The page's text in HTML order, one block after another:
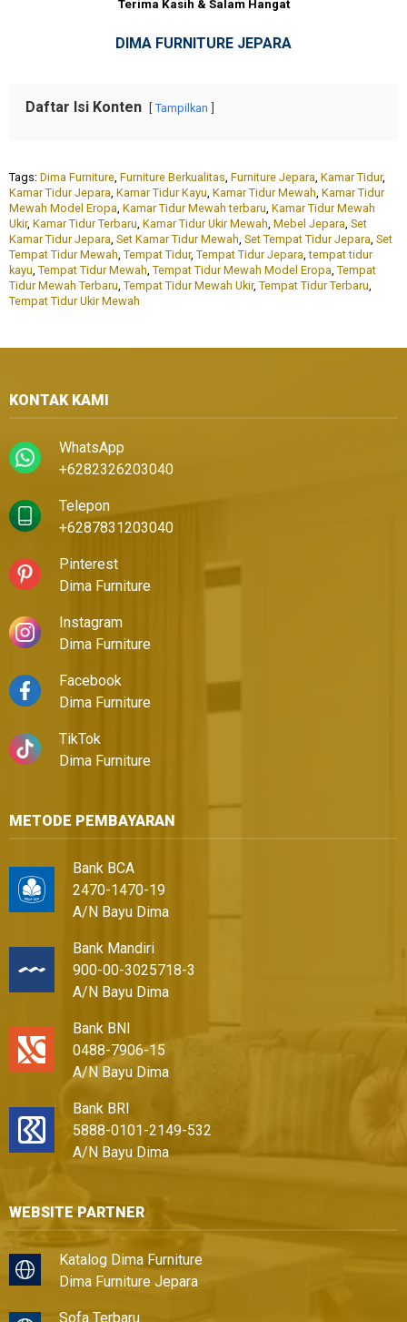
Terima Kasih & Salam Hangat
DIMA FURNITURE JEPARA
Daftar Isi Konten Tampilkan
Tags: Dima Furniture Furniture Berkualitas Furniture Jepara Kamar Tidur,
Kamar Tidur Jepara Kamar Tidur Kayu Kamar Tidur Mewah Kamar Tidur
Mewah Model Eropa Kamar Tidur Mewah terbaru Kamar Tidur Mewah
Ukir, Kamar Tidur Terbaru Kamar Tidur Ukir Mewah Mebel Jepara Set
Kamar Tidur Jepara Set Kamar Tidur Mewah Set Tempat Tidur Jepara Set
Tempat Tidur Mewah Tempat Tidur, Tempat Tidur Jepara ,tempat tidur
kayu Tempat Tidur Mewah Tempat Tidur Mewah Model Eropa Tempat
Tidur Mewah Terbaru Tempat Tidur Mewah Ukir, Tempat Tidur Terbaru
Tempat Tidur Ukir Mewah
KONTAK KAMI
WhatsApp
+6282326203040
Telepon
+6287831203040
Pinterest
Dima Furniture
Instagram
Dima Furniture
Facebook
Dima Furniture
TikTok
Dima Furniture
METODE PEMBAYARAN
Bank BCA
2470-1470-19
A/N Bayu Dima
Bank Mandiri
900-00-3025718-3
A/N Bayu Dima
Bank BNI
0488-7906-15
A/N Bayu Dima
Bank BRI
5888-0101-2149-532
A/N Bayu Dima
WEBSITE PARTNER
Katalog Dima Furniture
Dima Furniture Jepara
Sofa Terbaru